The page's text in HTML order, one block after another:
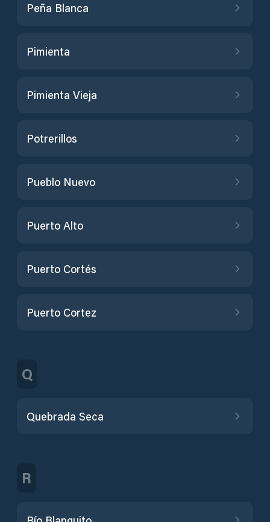
Peña Blanca
Pimienta
Pimienta Vieja
Potrerillos
Pueblo Nuevo
Puerto Alto
Puerto Cortés
Puerto Cortez
Q
Quebrada Seca
R